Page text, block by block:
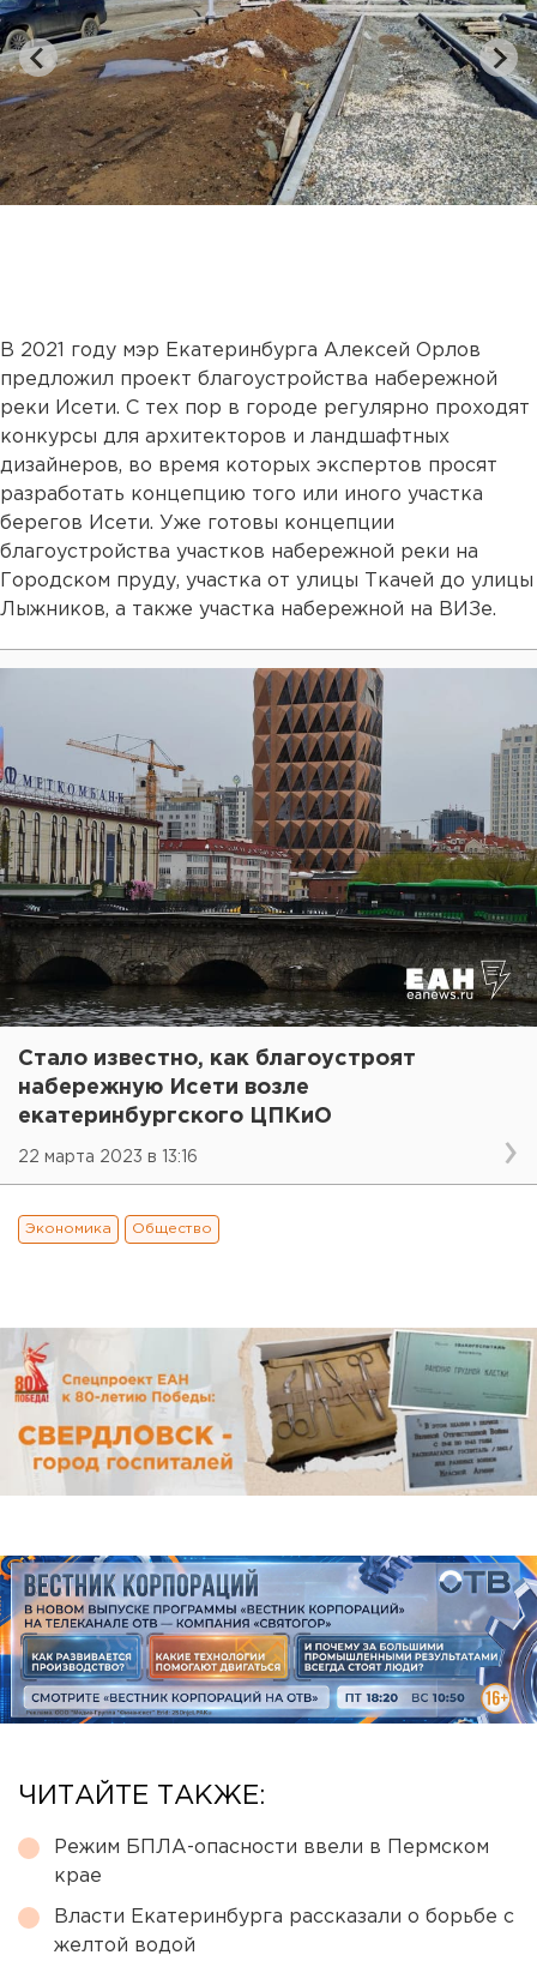
В 2021 году мэр Екатеринбурга Алексей Орлов
предложил проект благоустройства набережной
реки Исети. С тех пор в городе регулярно проходят
конкурсы для архитекторов и ландшафтных
дизайнеров, во время которых экспертов просят
разработать концепцию того или иного участка
берегов Исети. Уже готовы концепции
благоустройства участков набережной реки на
Городском пруду, участка от улицы Ткачей до улицы
Лыжников, а также участка набережной на ВИЗе.
Стало известно, как благоустроят
набережную Исети возле
екатеринбургского ЦПКиО
22 марта 2023 в 13:16
Экономика Общество
ЧИТАЙТЕ ТАКЖЕ:
Режим БПЛА-опасности ввели в Пермском
крае
Власти Екатеринбурга рассказали о борьбе с
желтой водой